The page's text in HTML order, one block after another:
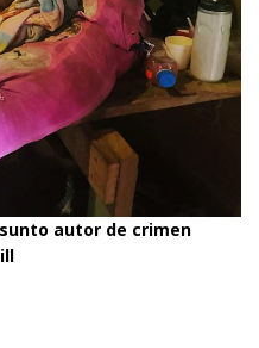
autor de crimen